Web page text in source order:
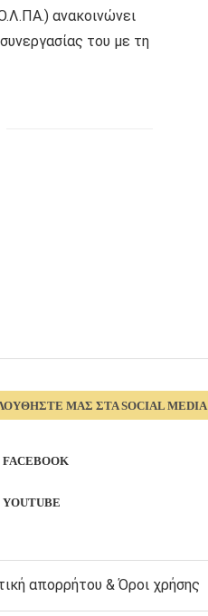
ανακοινώνει
του με τη
ΜΑΣ ΣΤΑ SOCIAL MEDIA
FACEBOOK
YOUTUBE
απορρήτου & Όροι χρήσης